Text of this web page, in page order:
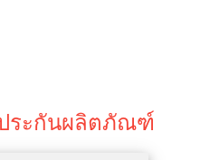
ระกันผลิตภัณฑ์